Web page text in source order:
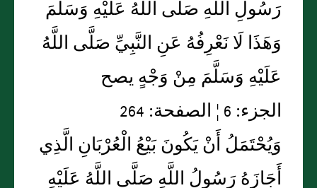
رَسُولِ اللَّهِ صَلَّى اللَّهُ عَلَيْهِ وَسَلَّمَ
وَهَذَا لَا نَعْرِفُهُ عَنِ النَّبِيِّ صَلَّى اللَّهُ
عَلَيْهِ وَسَلَّمَ مِنْ وَجْهٍ يصح
الجزء: 6 ¦ الصفحة: 264
وَيُحْتَمَلُ أَنْ يَكُونَ بَيْعُ الْعُرْبَانِ الَّذِي
أَجَازَهُ رَسُولُ اللَّهِ صَلَّى اللَّهُ عَلَيْهِ